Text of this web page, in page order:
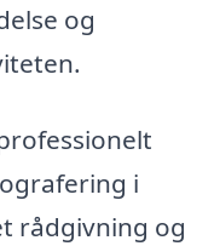
og
i
rådgivning og